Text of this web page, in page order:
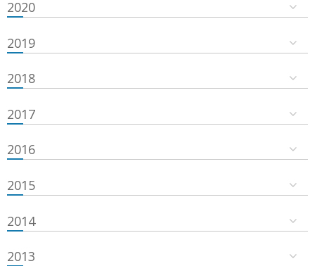
2020
2019
2018
2017
2016
2015
2014
2013